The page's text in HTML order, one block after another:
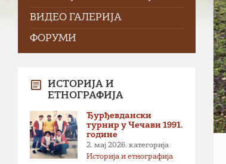
ВИДЕО ГАЛЕРИЈА
ФОРУМИ
ИСТОРИЈА И
ЕТНОГРАФИЈА
Ђурђевдански
турнир у Чечави 1991.
године
2. мај 2026. категорија
Историја и етнографија